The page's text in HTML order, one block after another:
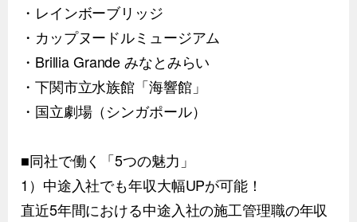
・レインボーブリッジ
・カップヌードルミュージアム
・Brillia Grande みなとみらい
・下関市立水族館「海響館」
・国立劇場（シンガポール）
■同社で働く「5つの魅力」
1）中途入社でも年収大幅UPが可能！
直近5年間における中途入社の施工管理職の年収